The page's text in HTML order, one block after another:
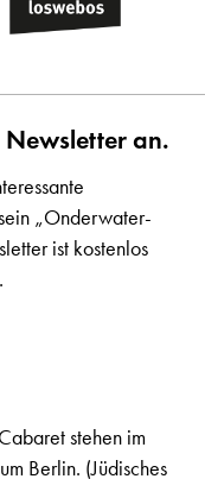
Newsletter an.
„Onderwater-
ist kostenlos
stehen im
Berlin. (Jüdisches